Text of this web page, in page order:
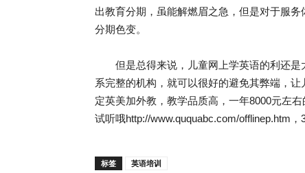
出教育分期，虽能解燃眉之急，但是对于服
分期色变。
但是总得来说，儿童网上学英语的利还是
系完整的机构，就可以很好的避免其弊端，
定英美加外教，教学品质高，一年8000元左
试听哦http://www.ququabc.com/offlinep.htm，
标签 英语培训